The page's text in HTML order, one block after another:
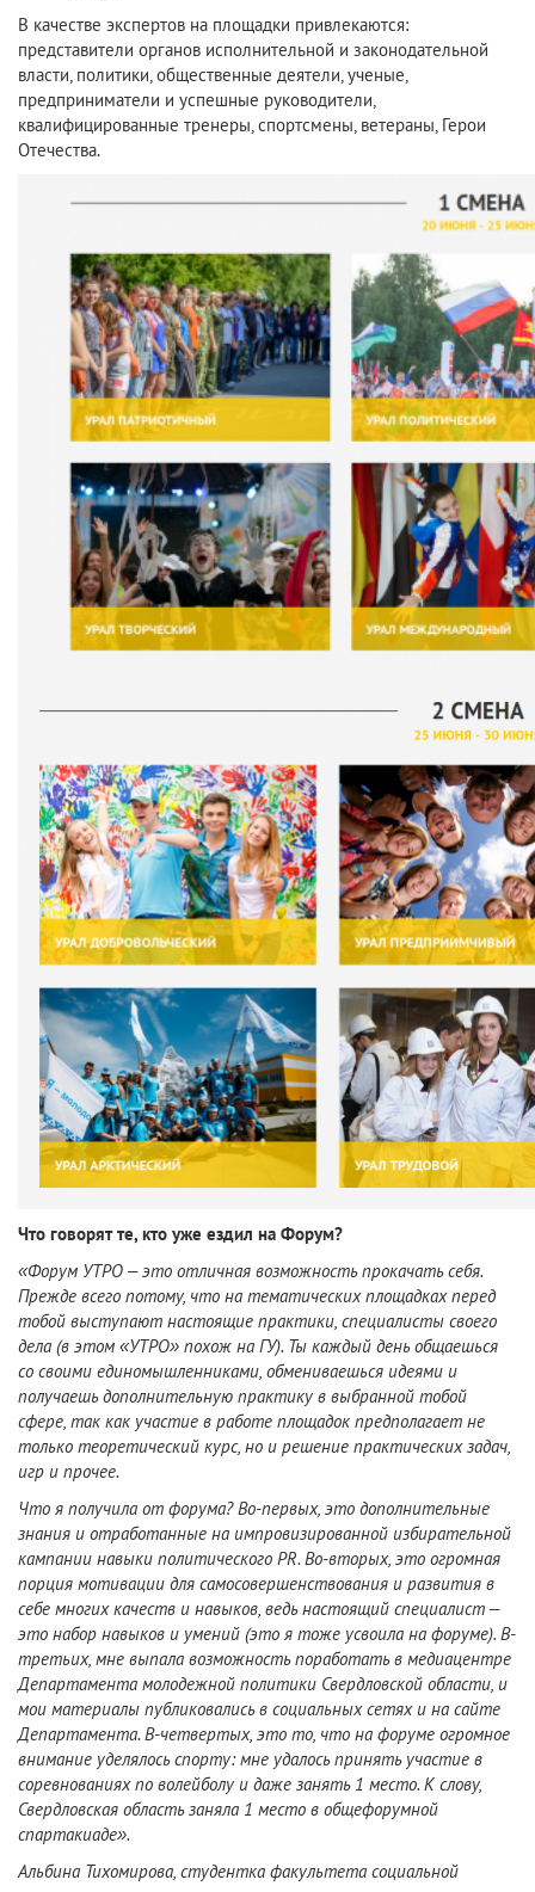
В качестве экспертов на площадки привлекаются:
представители органов исполнительной и законодательной
власти, политики, общественные деятели, ученые,
предприниматели и успешные руководители,
квалифицированные тренеры, спортсмены, ветераны, Герои
Отечества.
Что говорят те, кто уже ездил на Форум?
«Форум УТРО – это отличная возможность прокачать себя.
Прежде всего потому, что на тематических площадках перед
тобой выступают настоящие практики, специалисты своего
дела (в этом «УТРО» похож на ГУ). Ты каждый день общаешься
со своими единомышленниками, обмениваешься идеями и
получаешь дополнительную практику в выбранной тобой
сфере, так как участие в работе площадок предполагает не
только теоретический курс, но и решение практических задач,
игр и прочее.
Что я получила от форума? Во-первых, это дополнительные
знания и отработанные на импровизированной избирательной
кампании навыки политического PR. Во-вторых, это огромная
порция мотивации для самосовершенствования и развития в
себе многих качеств и навыков, ведь настоящий специалист –
это набор навыков и умений (это я тоже усвоила на форуме). В-
третьих, мне выпала возможность поработать в медиацентре
Департамента молодежной политики Свердловской области, и
мои материалы публиковались в социальных сетях и на сайте
Департамента. В-четвертых, это то, что на форуме огромное
внимание уделялось спорту: мне удалось принять участие в
соревнованиях по волейболу и даже занять 1 место. К слову,
Свердловская область заняла 1 место в общефорумной
спартакиаде».
Альбина Тихомирова, студентка факультета социальной